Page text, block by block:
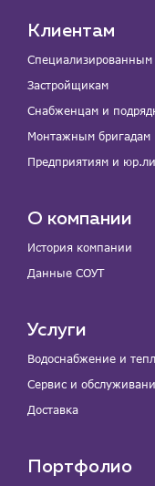
Клиентам
Специализированным
Застройщикам
Снабженцам и
Монтажным бригадам
Предприятиям и
О компании
История компании
Данные СОУТ
Услуги
Водоснабжение и
Сервис и
Доставка
Портфолио